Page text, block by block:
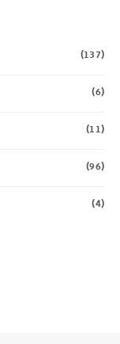
(137)
(6)
(11)
(96)
(4)